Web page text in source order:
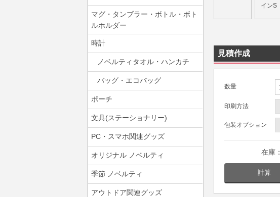
マグ・タンブラー・ボトル・ボト
ルホルダー
時計
ノベルティタオル・ハンカチ
バッグ・エコバッグ
ポーチ
文具(ステーショナリー)
PC・スマホ関連グッズ
オリジナル ノベルティ
季節 ノベルティ
アウトドア関連グッズ
見積作成
数量
印刷方法
包装オプション
在庫：
計算